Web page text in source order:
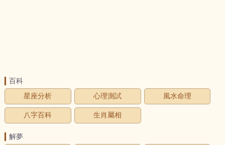
百科
星座分析
心理測試 風水命理
八字百科 生肖屬相
解夢